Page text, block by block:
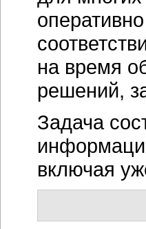
на время
решений,
Задача
включая